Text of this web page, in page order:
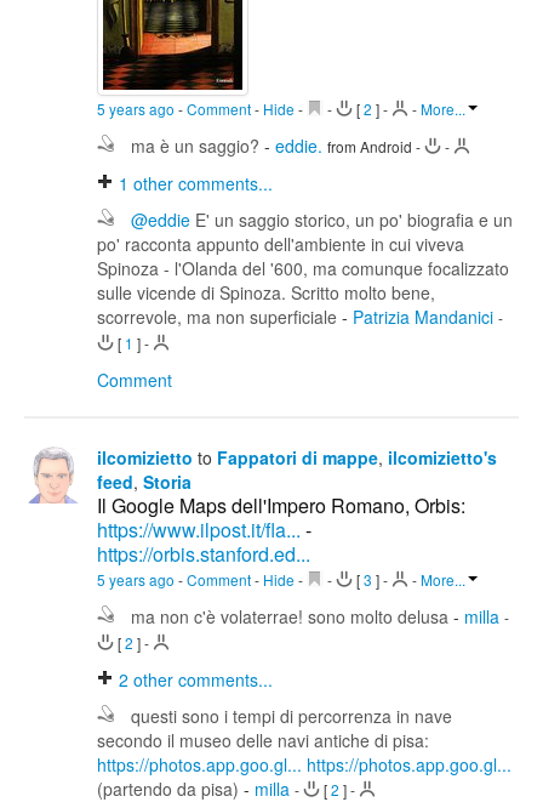
5 years ago -Comment- Hide - - [2 ]- -More...
ma è un saggio? - eddie. from Android - -
1 other comments...
@eddie E' un saggio storico, un po' biografia e un
po' racconta appunto dell'ambiente in cui viveva
Spinoza - l'Olanda del '600, ma comunque focalizzato
sulle vicende di Spinoza. Scritto molto bene,
scorrevole, ma non superficiale - Patrizia Mandanici -
[ 1 ]-
Comment
ilcomizietto to Fappatori di mappe, ilcomizietto's
feed, Storia
Il Google Maps dell'Impero Romano, Orbis:
https://www.ilpost.it/fla... -
https://orbis.stanford.ed...
5 years ago -Comment- Hide - - [3 ]- -More...
ma non c'è volaterrae! sono molto delusa - milla -
[2 ]-
2 other comments...
questi sono i tempi di percorrenza in nave
secondo il museo delle navi antiche di pisa:
https://photos.app.goo.gl... https://photos.app.goo.gl...
(partendo da pisa) - milla - [2 ]-